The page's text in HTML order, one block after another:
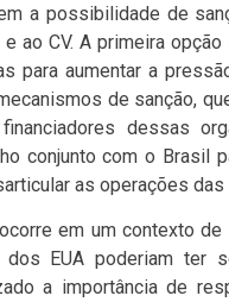
a possibilidade de
ao CV. A primeira
para aumentar a
de sanção,
dessas
conjunto com o Brasil
as operações
em um contexto de
EUA poderiam ter
a importância de